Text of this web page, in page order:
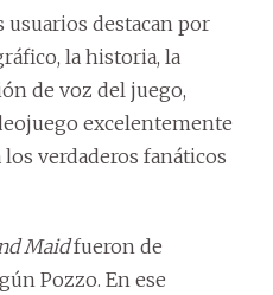
destacan por
la historia, la
de voz del juego,
excelentemente
verdaderos fanáticos
Maidfueron de
Pozzo. En ese